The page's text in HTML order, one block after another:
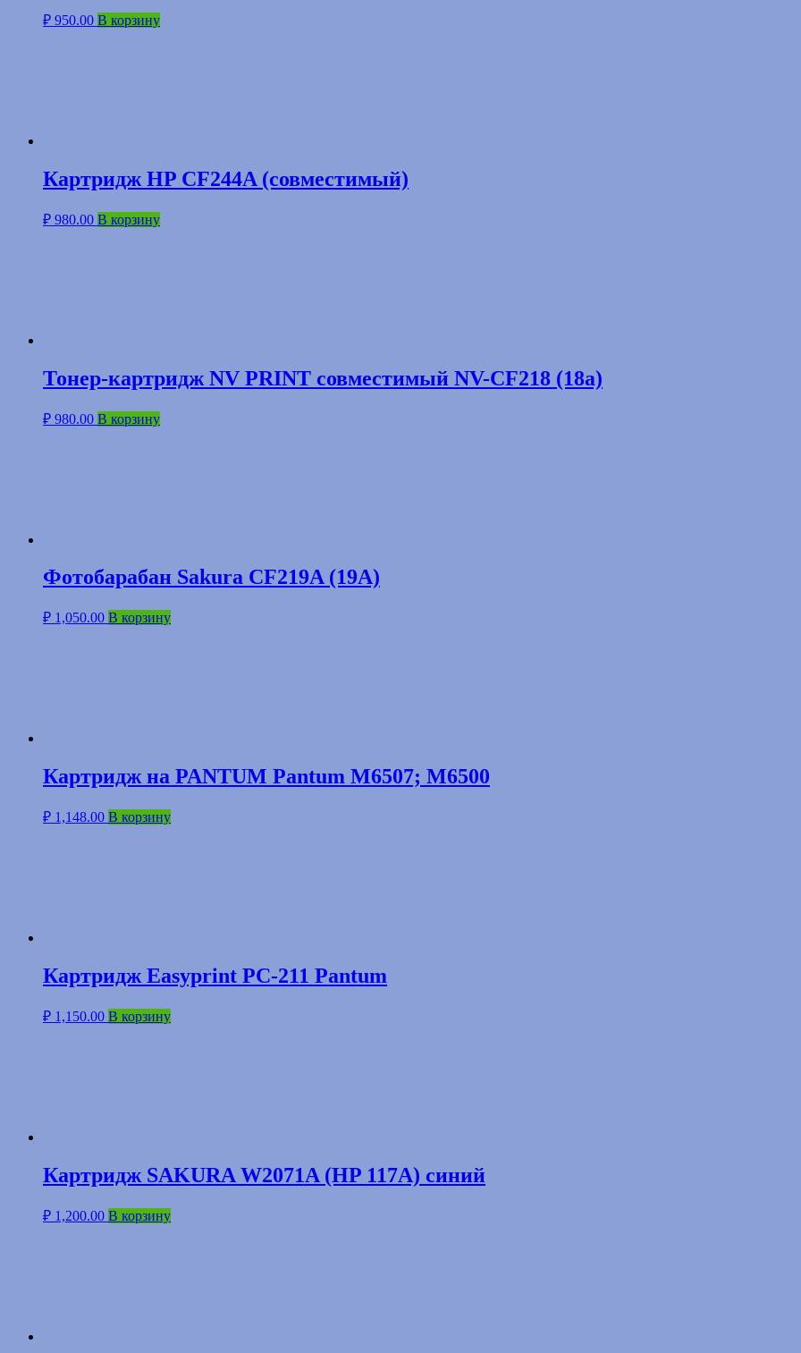
₽ 950.00 В корзину
Картридж HP CF244A (совместимый)
₽ 980.00 В корзину
Тонер-картридж NV PRINT совместимый NV-CF218 (18а)
₽ 980.00 В корзину
Фотобарабан Sakura CF219A (19A)
₽ 1,050.00 В корзину
Картридж на PANTUM Pantum M6507; M6500
₽ 1,148.00 В корзину
Картридж Easyprint PC-211 Pantum
₽ 1,150.00 В корзину
Картридж SAKURA W2071A (HP 117A) синий
₽ 1,200.00 В корзину